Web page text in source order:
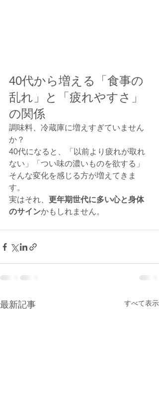
40代から増える「食事の
乱れ」と「疲れやすさ」
の関係
調味料、冷蔵庫に増えすぎていません
か？
40代になると、「以前より疲れが取れ
ない」「つい味の濃いものを欲する」
そんな変化を感じる方が増えてきま
す。
実はそれ、 更年期世代に多い心と身体
のサインかもしれません。
最新記事 すべて表示